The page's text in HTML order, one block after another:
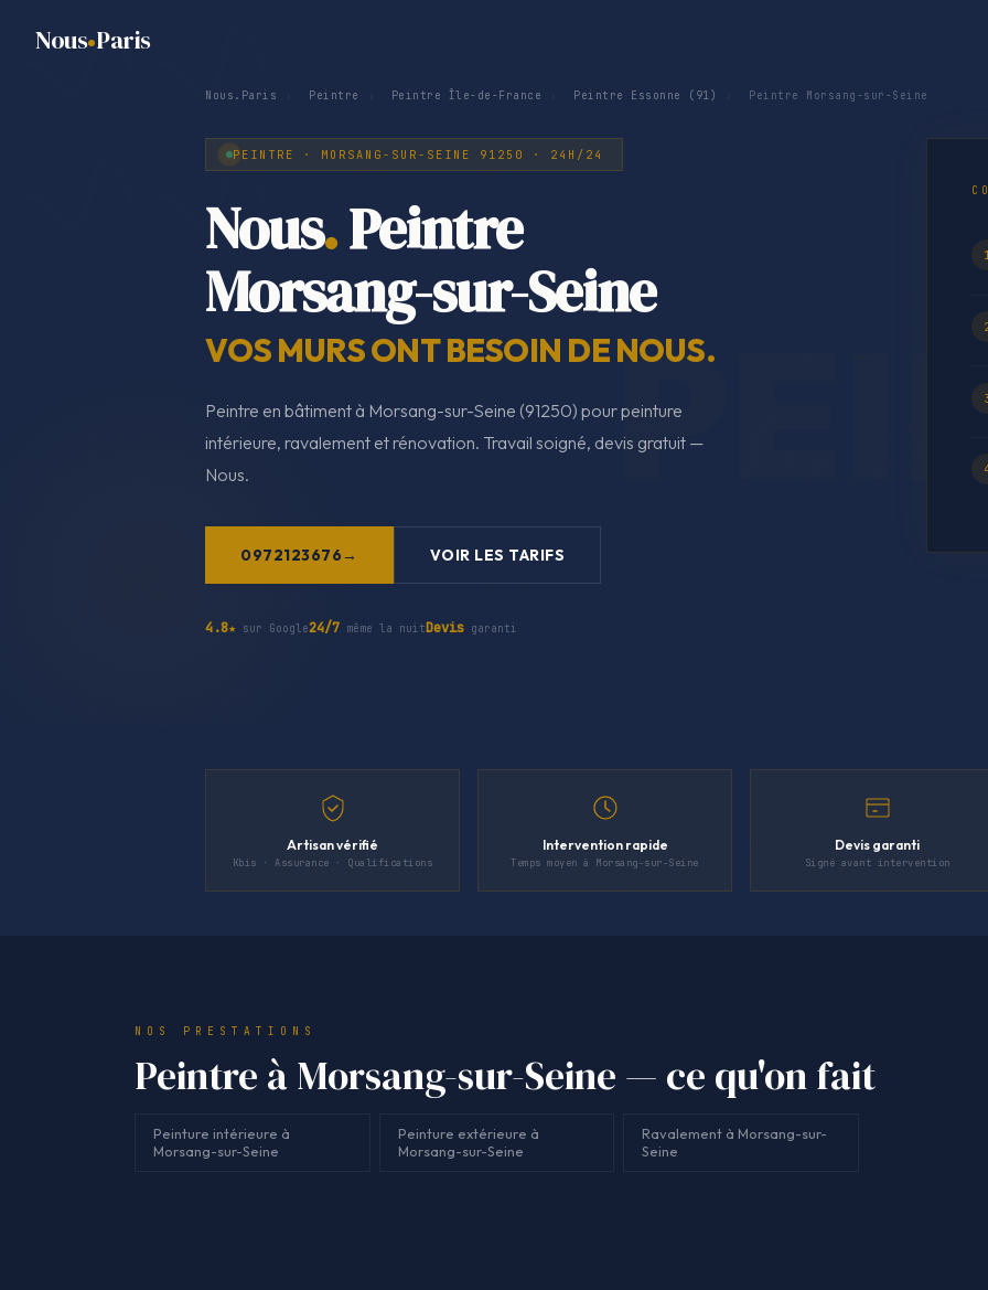
Nous Paris
Nous.Paris Peintre Peintre Île-de-France Peintre Essonne (91) Peintre Morsang-sur-Seine
PEINTRE · MORSANG-SUR-SEINE 91250 · 24H/24
Nous.Peintre
Morsang-sur-Seine
VOS MURS ONT BESOIN DE NOUS.
Peintre en bâtiment à Morsang-sur-Seine (91250) pour peinture
intérieure, ravalement et rénovation. Travail soigné, devis gratuit —
Nous.
0972123676 VOIR LES TARIFS
4.8★ sur Google24/7 même la nuitDevis garanti
Artisan vérifié
Kbis · Assurance · Qualifications
Intervention rapide
Temps moyen à Morsang-sur-Seine
Devis garanti
Signé avant intervention
NOS PRESTATIONS
Peintre à Morsang-sur-Seine — ce qu'on fait
Peinture intérieure à
Morsang-sur-Seine
Peinture extérieure à
Morsang-sur-Seine
Ravalement à Morsang-sur-
Seine